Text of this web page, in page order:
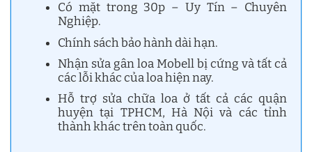
Có mặt trong 30p – Uy Tín – Chuyên
Nghiệp.
Chính sách bảo hành dài hạn.
Nhận sửa gân loa Mobell bị cứng và tất cả
các lỗi khác của loa hiện nay.
Hỗ trợ sửa chữa loa ở tất cả các quận
huyện tại TPHCM, Hà Nội và các tỉnh
thành khác trên toàn quốc.